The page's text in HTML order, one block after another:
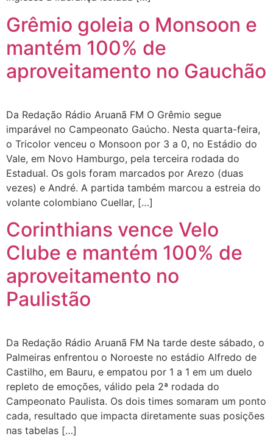
Grêmio goleia o Monsoon e
mantém 100% de
aproveitamento no Gauchão
Da Redação Rádio Aruanã FM O Grêmio segue
imparável no Campeonato Gaúcho. Nesta quarta-feira,
o Tricolor venceu o Monsoon por 3 a 0, no Estádio do
Vale, em Novo Hamburgo, pela terceira rodada do
Estadual. Os gols foram marcados por Arezo (duas
vezes) e André. A partida também marcou a estreia do
volante colombiano Cuellar, […]
Corinthians vence Velo
Clube e mantém 100% de
aproveitamento no
Paulistão
Da Redação Rádio Aruanã FM Na tarde deste sábado, o
Palmeiras enfrentou o Noroeste no estádio Alfredo de
Castilho, em Bauru, e empatou por 1 a 1 em um duelo
repleto de emoções, válido pela 2ª rodada do
Campeonato Paulista. Os dois times somaram um ponto
cada, resultado que impacta diretamente suas posições
nas tabelas […]